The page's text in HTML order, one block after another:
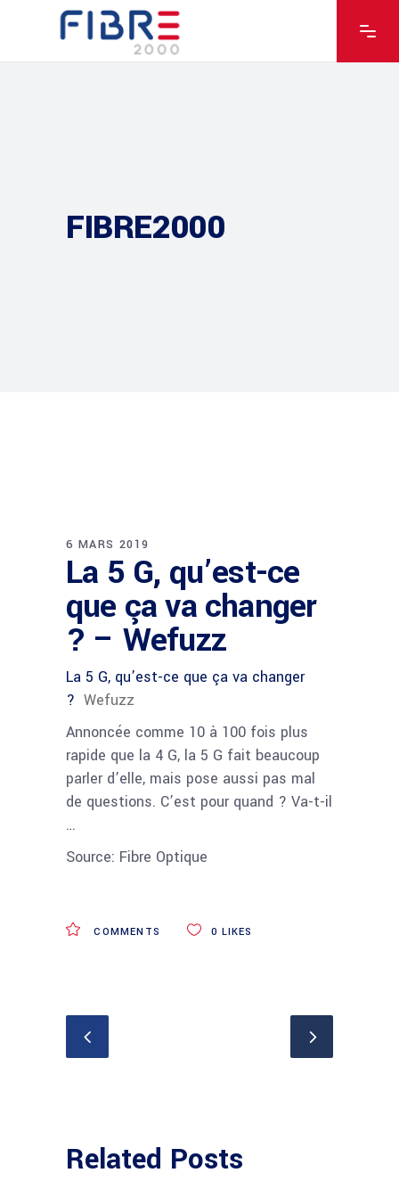
FIBRE2000
6 MARS 2019
La 5 G, qu’est-ce
que ça va changer
? – Wefuzz
La 5 G, qu’est-ce que ça va changer
? Wefuzz
Annoncée comme 10 à 100 fois plus
rapide que la 4 G, la 5 G fait beaucoup
parler d’elle, mais pose aussi pas mal
de questions. C’est pour quand ? Va-t-il
…
Source: Fibre Optique
COMMENTS 0 LIKES
Related Posts